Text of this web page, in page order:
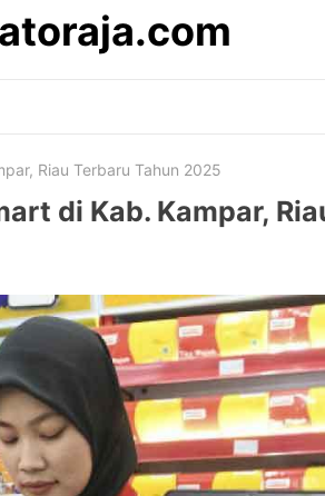
Riau Terbaru Tahun 2025
di Kab. Kampar,